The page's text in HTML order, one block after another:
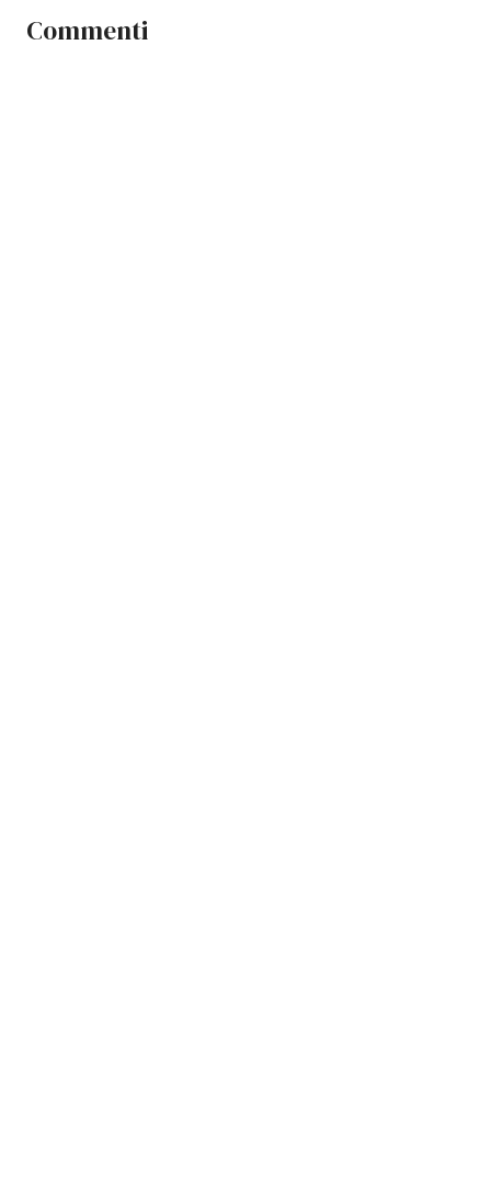
Commenti